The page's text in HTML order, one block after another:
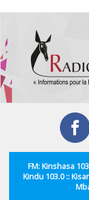
contenu
principal
FM: Kinshasa
Kindu 103.0 ::